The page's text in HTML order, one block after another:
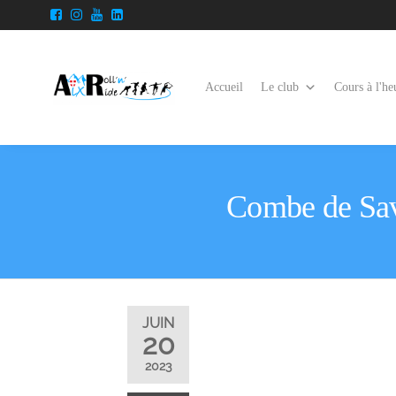
Accueil Le club Cours à
Combe de
JUIN
20
2023